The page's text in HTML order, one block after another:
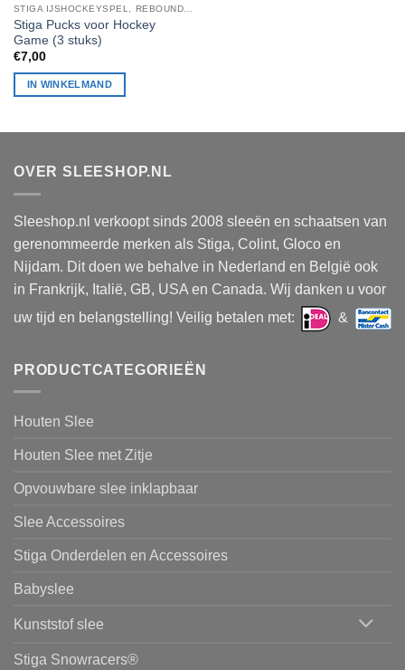
STIGA IJSHOCKEYSPEL, REBOUNDER, BADMINTON, STIGA TAFELTENNIS
Stiga Pucks voor Hockey
Game (3 stuks)
€7,00
IN WINKELMAND
OVER SLEESHOP.NL
Sleeshop.nl verkoopt sinds 2008 sleeën en schaatsen van
gerenommeerde merken als Stiga, Colint, Gloco en
Nijdam. Dit doen we behalve in Nederland en België ook
in Frankrijk, Italië, GB, USA en Canada. Wij danken u voor
uw tijd en belangstelling! Veilig betalen met:
&
PRODUCTCATEGORIEËN
Houten Slee
Houten Slee met Zitje
Opvouwbare slee inklapbaar
Slee Accessoires
Stiga Onderdelen en Accessoires
Babyslee
Kunststof slee
Stiga Snowracers®